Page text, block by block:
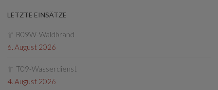
LETZTE EINSÄTZE
B09W-Waldbrand
6. August 2026
T09-Wasserdienst
4. August 2026